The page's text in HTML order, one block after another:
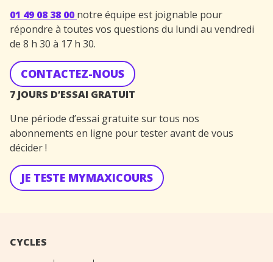
01 49 08 38 00 notre équipe est joignable pour
répondre à toutes vos questions du lundi au vendredi
de 8 h 30 à 17 h 30.
CONTACTEZ-NOUS
7 JOURS D’ESSAI GRATUIT
Une période d’essai gratuite sur tous nos
abonnements en ligne pour tester avant de vous
décider !
JE TESTE MYMAXICOURS
CYCLES